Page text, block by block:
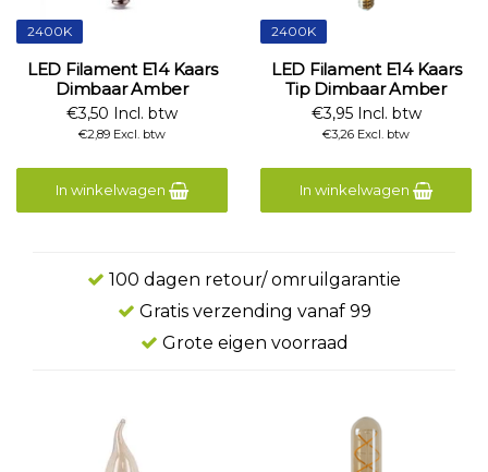
2400K
LED Filament E14 Kaars
Dimbaar Amber
€3,50 Incl. btw
€2,89 Excl. btw
In winkelwagen
2400K
LED Filament E14 Kaars
Tip Dimbaar Amber
€3,95 Incl. btw
€3,26 Excl. btw
In winkelwagen
100 dagen retour/ omruilgarantie
Gratis verzending vanaf 99
Grote eigen voorraad